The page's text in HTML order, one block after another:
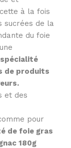
à la fois
sucrées de la
du foie
spécialité
de produits
et des
pour
de foie gras
180g